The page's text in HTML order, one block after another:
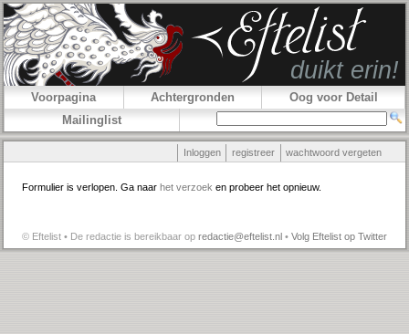
Voorpagina Achtergronden
Oog voor Detail
Mailinglist
Inloggen registreer wachtwoord vergeten
Formulier is verlopen. Ga naar het verzoek en probeer het opnieuw.
© Eftelist • De redactie is bereikbaar op redactie@eftelist.nl • Volg Eftelist op Twitter